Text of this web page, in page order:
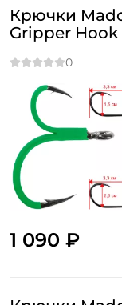
Крючки
Gripper
1 090 ₽